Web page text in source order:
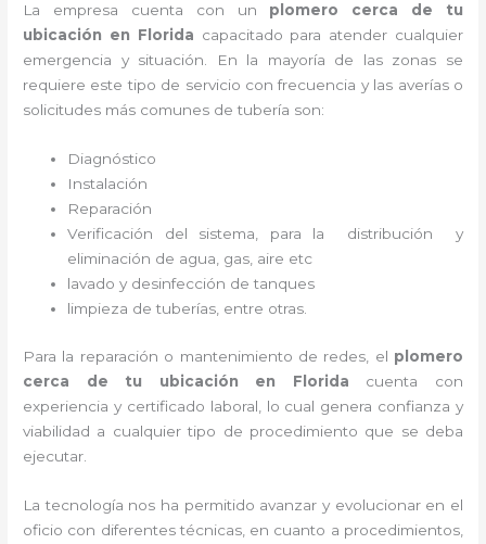
La empresa cuenta con un plomero cerca de tu
ubicación en Florida capacitado para atender cualquier
emergencia y situación. En la mayoría de las zonas se
requiere este tipo de servicio con frecuencia y las averías o
solicitudes más comunes de tubería son:
Diagnóstico
Instalación
Reparación
Verificación del sistema, para la distribución y
eliminación de agua, gas, aire etc
lavado y desinfección de tanques
limpieza de tuberías, entre otras.
Para la reparación o mantenimiento de redes, el plomero
cerca de tu ubicación en Florida
cuenta con
experiencia y certificado laboral, lo cual genera confianza y
viabilidad a cualquier tipo de procedimiento que se deba
ejecutar.
La tecnología nos ha permitido avanzar y evolucionar en el
oficio con diferentes técnicas, en cuanto a procedimientos,